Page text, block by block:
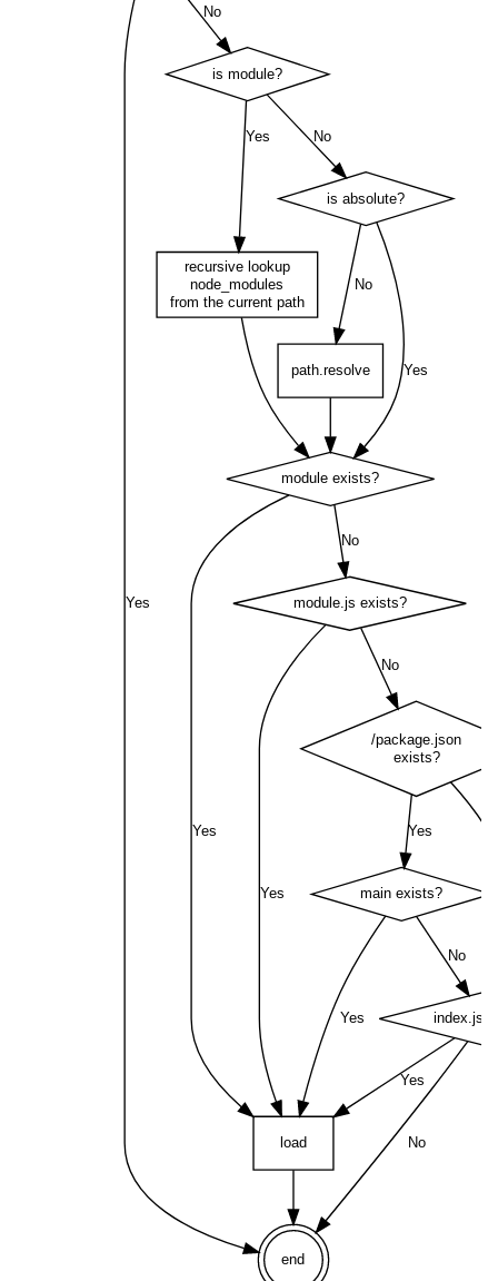
path.resolve
module exists?
recursive lookup
node_modules
from the current path
load
end
Yes
is module?
No
Yes
is absolute?
No
No
Yes
Yes
module.js exists?
No
Yes
/package.json
exists?
No
main exists?
Yes
index.js
Yes
No
Yes
No